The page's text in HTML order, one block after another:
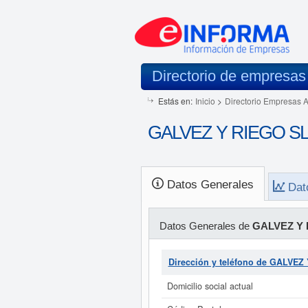
Directorio de empresas
Estás en: Inicio > Directorio Empresas
GALVEZ Y RIEGO
Datos Generales
Datos Generales de GALVEZ Y
Dirección y teléfono de GALVEZ
Domicilio social actual